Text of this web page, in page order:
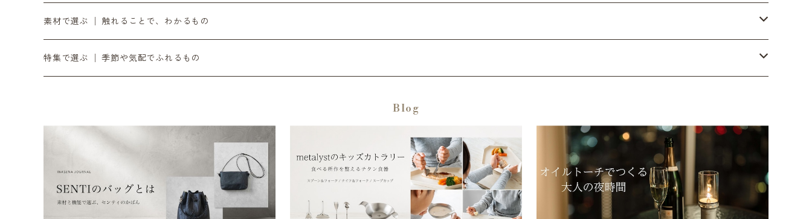
11月の入荷便り
12月の入荷便り
3月の入荷便り
5月の入荷便り
SANDPRODUCT │ サンドプロダクト
センティ │ SENTI
SENTIの財布
SENTIのベルト
TORCH+ │ トーチ
metalyst │ メタリスト
書く・置く・添える │ ペン立て・コースター
余白をつくる｜ミラー・プランター・インテリア
日々を澄ます │ 洗剤・アウトドア
整える音 | INASENA SOUNDS / デジタル音楽
食卓をととのえる │ カトラリー・食器
日々に添える │ ¥10,000〜¥19,999
時間とともに在る │ ¥20,000〜
黒
銀
素材で選ぶ │ 触れることで、わかるもの
ダイニーマレザー
シュリンクレザー
特集で選ぶ │ 季節や気配でふれるもの
リラックス / 心を整える
Blog